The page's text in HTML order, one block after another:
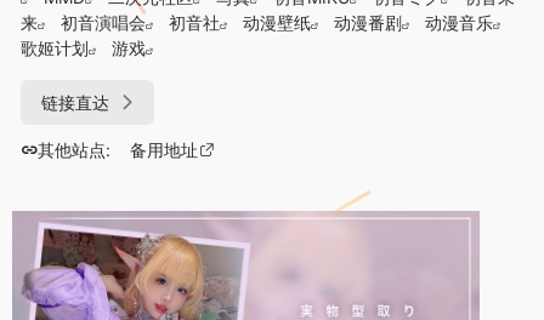
来
初音演唱会 初音社 动漫壁纸 动漫番剧
动漫音乐
歌姬计划
游戏
链接直达
其他站点: 备用地址